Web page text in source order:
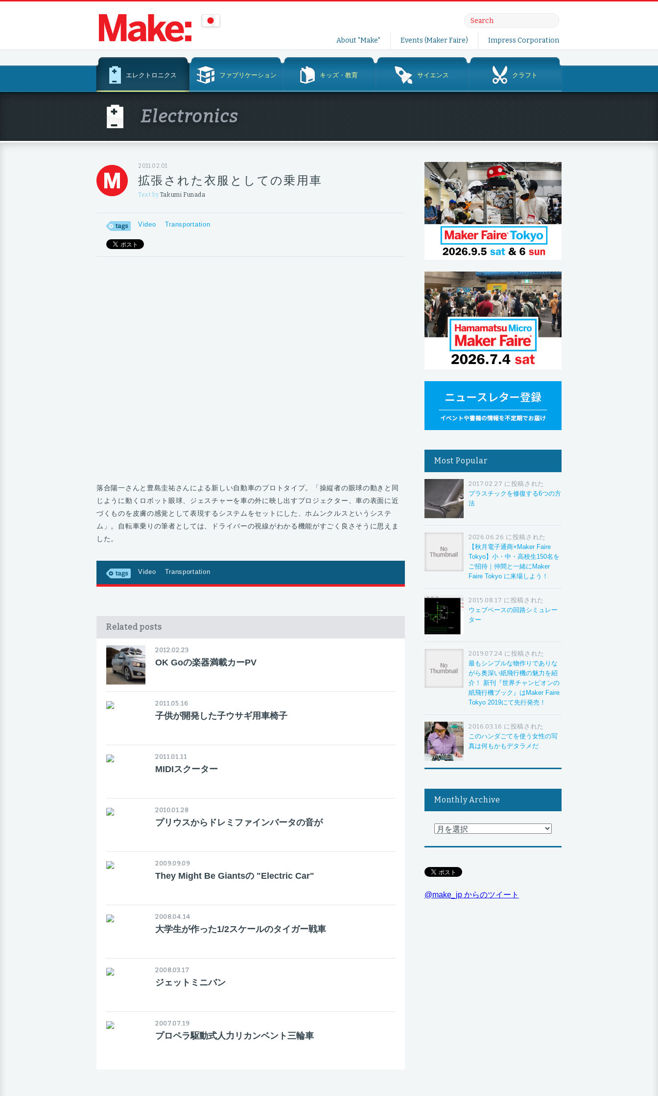
テ
ツ
へ
About "Make" Events (Maker Faire) Impress Corporation
テ
ス
エレクトロニクス ファブリケーション キッズ・教育 サイエンス クラフト
Electronics
2011.02.01
拡張された衣服としての乗用車
Text by Takumi Funada
Video Transportation
落合陽一さんと豊島圭祐さんによる新しい自動車のプロトタイプ。「操縦者の眼球の動きと同
じように動くロボット眼球、ジェスチャーを車の外に映し出すプロジェクター、車の表面に近
づくものを皮膚の感覚として表現するシステムをセットにした、ホムンクルスというシステ
ム」。自転車乗りの筆者としては、ドライバーの視線がわかる機能がすごく良さそうに思えま
した。
Video Transportation
Related posts
2012.02.23
OK Goの楽器満載カーPV
2011.05.16
子供が開発した子ウサギ用車椅子
2011.01.11
MIDIスクーター
2010.01.28
プリウスからドレミファインバータの音が
2009.09.09
They Might Be Giantsの "Electric Car"
2008.04.14
大学生が作った1/2スケールのタイガー戦車
2008.03.17
ジェットミニバン
2007.07.19
プロペラ駆動式人力リカンベント三輪車
Most Popular
2017.02.27 に投稿された
プラスチックを修復する6つの方
法
2026.06.26 に投稿された
【秋月電子通商×Maker Faire
Tokyo】小・中・高校生150名を
ご招待｜仲間と一緒にMaker
Faire Tokyo に来場しよう！
2015.08.17 に投稿された
ウェブベースの回路シミュレー
ター
2019.07.24 に投稿された
最もシンプルな物作りでありな
がら奥深い紙飛行機の魅力を紹
介！ 新刊『世界チャンピオンの
紙飛行機ブック』はMaker Faire
Tokyo 2019にて先行発売！
2016.03.16 に投稿された
このハンダごてを使う女性の写
真は何もかもデタラメだ
Monthly Archive
@make_jp からのツイート